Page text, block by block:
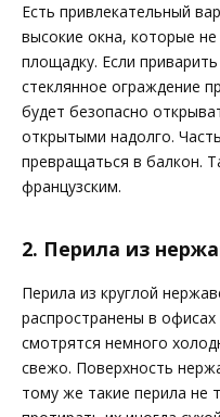
Есть привлекательный
высокие окна, которые
площадку. Если
стеклянное ограждение
будет безопасно
открытыми надолго.
превращаться в балкон.
французским.
2. Перила из
Перила из круглой
распространены в
смотрятся немного
свежо. Поверхность
тому же такие перила не